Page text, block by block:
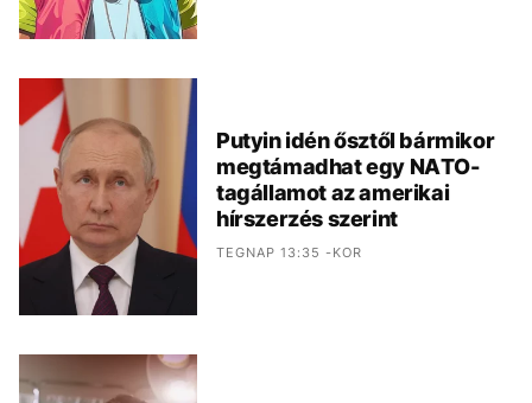
Putyin idén ősztől bármikor
megtámadhat egy NATO-
tagállamot az amerikai
hírszerzés szerint
TEGNAP 13:35 -KOR